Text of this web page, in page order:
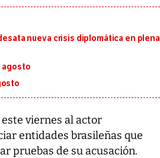
nueva crisis diplomática en plena
agosto
viernes al actor
entidades brasileñas que
pruebas de su acusación.